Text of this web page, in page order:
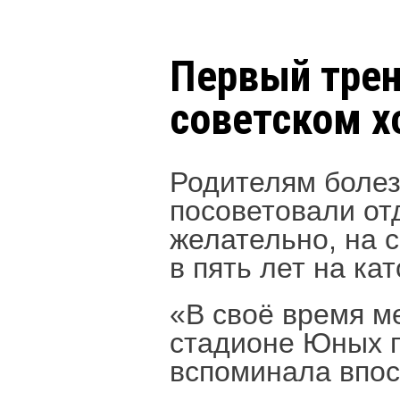
Первый
советском
Родителям
посоветовали
желательно, на
в пять лет на
«В своё время
стадионе Юных
вспоминала